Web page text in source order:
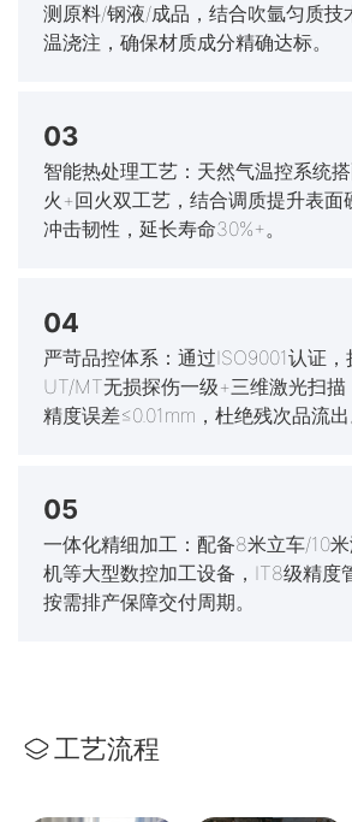
测原料/钢液/成品，结合吹氩匀质技
温浇注，确保材质成分精确达标。
03
智能热处理工艺：天然气温控系统
火+回火双工艺，结合调质提升表面
冲击韧性，延长寿命30%+。
04
严苛品控体系：通过ISO9001认证，
UT/MT无损探伤一级+三维激光扫描
精度误差≤0.01mm，杜绝残次品流出
05
一体化精细加工：配备8米立车/10
机等大型数控加工设备，IT8级精度
按需排产保障交付周期。
工艺流程